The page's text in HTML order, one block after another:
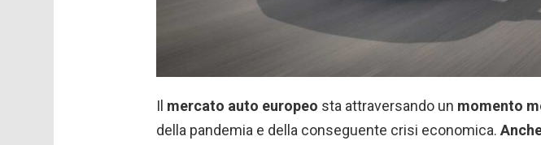
Il mercato auto europeo sta attraversando un momento
della pandemia e della conseguente crisi economica.